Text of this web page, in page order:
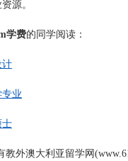
源。
学费的同学阅读：
计
业
士
教外澳大利亚留学网